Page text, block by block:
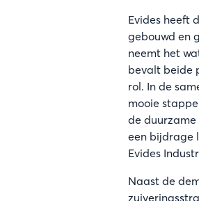
Evides heeft
gebouwd en
neemt het
bevalt beide
rol. In de
mooie
de
een bijdrage
Evides
Naast de